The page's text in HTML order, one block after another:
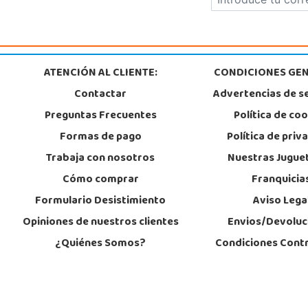
Juguetilandia Málaga
29004, Málaga
Localizar Tienda
Juguetilandia San Vicente del Raspeig
C/Huerta nº 11
965 667 337
Localizar Tienda
STOCK DISPONIBLE
ATENCIÓN AL CLIENTE:
Contactar
Preguntas Frecuentes
Formas de pago
Trabaja con nosotros
Cómo comprar
Formulario Desistimiento
Opiniones de nuestros clientes
¿Quiénes Somos?
CONDICIONES
Advertencias de
Política de
Política de
Nuestras
Aviso
Envios/
Condiciones